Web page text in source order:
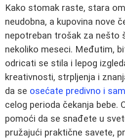
Kako stomak raste, stara
neudobna, a kupovina nove
nepotreban trošak za nešto
nekoliko meseci. Međutim,
odricati se stila i lepog
kreativnosti, strpljenja i
da se osećate predivno i
celog perioda čekanja bebe.
pomoći da se snađete u
pružajući praktične savete,